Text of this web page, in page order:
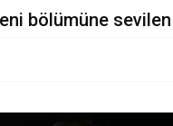
bölümüne